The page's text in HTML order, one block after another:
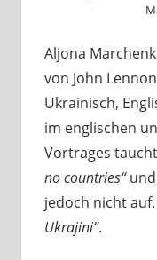
Aljona
von John
Ukrainisch,
im englischen
Vortrages
no countries“
jedoch nicht
Ukrajini“.